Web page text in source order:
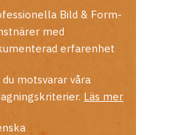
Bild & Form-
med
erfarenhet
motsvarar våra
Läs mer